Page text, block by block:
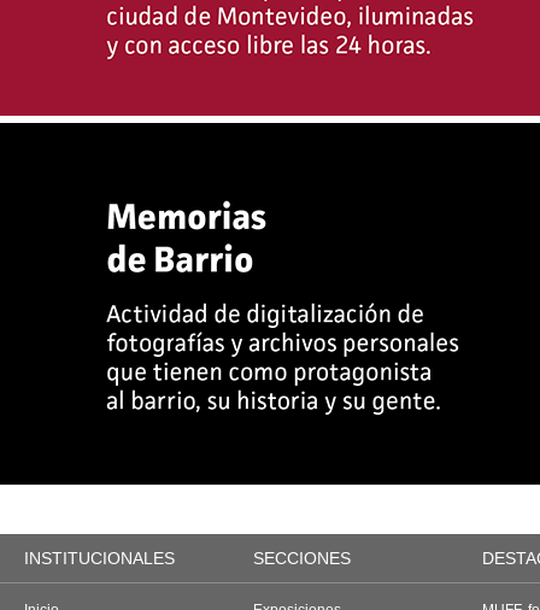
INSTITUCIONALES SECCIONES